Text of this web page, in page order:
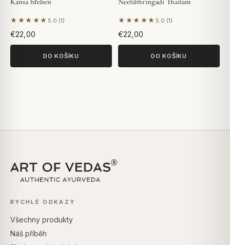
★★★★★ 5.0 (1)
Na základě 1 hodnocení
€22,00
DO KOŠÍKU
★★★★★ 5.0 (1)
Na základě 1 hodnocení
€22,00
DO KOŠÍKU
RYCHLÉ ODKAZY
Všechny produkty
Náš příběh